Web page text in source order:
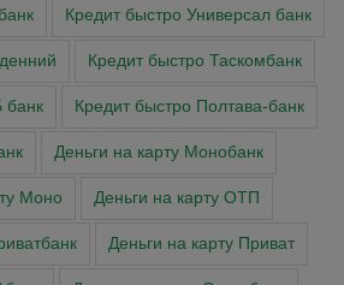
Кредит быстро Универсал банк
Кредит быстро Таскомбанк
банк Кредит быстро Полтава-банк
Деньги на карту Монобанк
Моно Деньги на карту ОТП
Деньги на карту Приват